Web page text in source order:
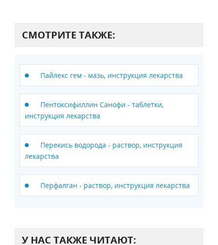
СМОТРИТЕ ТАКЖЕ:
Пайлекс гем - мазь, инструкция лекарства
Пентоксифиллин Санофи - таблетки,
инструкция лекарства
Перекись водорода - раствор, инструкция
лекарства
Перфалган - раствор, инструкция лекарства
У НАС ТАКЖЕ ЧИТАЮТ: